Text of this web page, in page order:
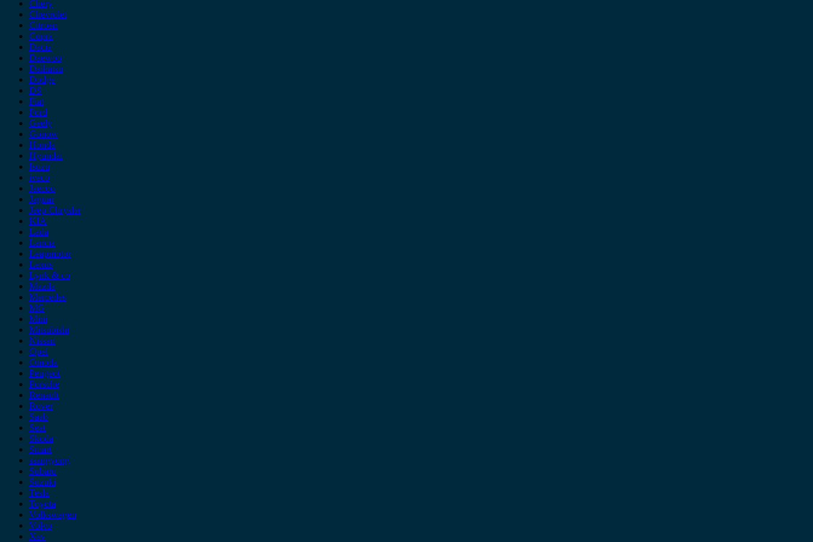
Chery
Chevrolet
Citroen
Cupra
Dacia
Daewoo
Daihatsu
Dodge
DS
Fiat
Ford
Geely
Gonow
Honda
Hyundai
Isuzu
iveco
Jaecoo
Jaguar
Jeep Chrysler
KIA
Lada
Lancia
Leapmotor
Lexus
Lynk & co
Mazda
Mercedes
MG
Mini
Mitsubishi
Nissan
Opel
Omoda
Peugeot
Porsche
Renault
Rover
Saab
Seat
Skoda
Smart
ssangyong
Subaru
Suzuki
Tesla
Toyota
Volkswagen
Volvo
Xev